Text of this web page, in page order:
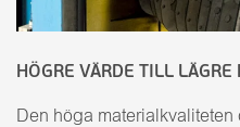
HÖGRE VÄRDE TILL LÄGRE
Den höga materialkvaliteten